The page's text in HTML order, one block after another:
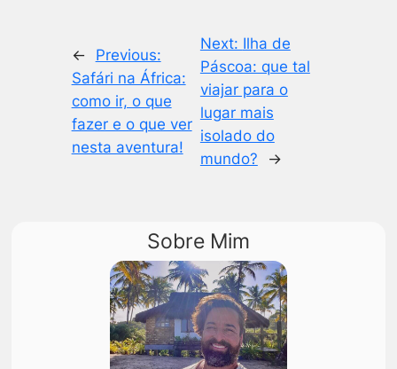
←
Previous:
Safári na África:
como ir, o que
fazer e o que ver
nesta aventura!
Next: Ilha de
Páscoa: que tal
viajar para o
lugar mais
isolado do
mundo?
→
Sobre Mim